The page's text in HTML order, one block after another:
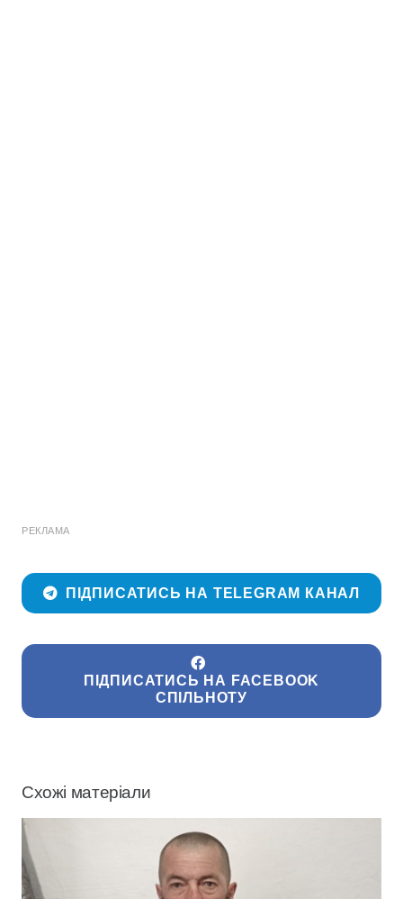
РЕКЛАМА
ПІДПИСАТИСЬ НА TELEGRAM КАНАЛ
ПІДПИСАТИСЬ НА FACEBOOK
СПІЛЬНОТУ
Схожі матеріали